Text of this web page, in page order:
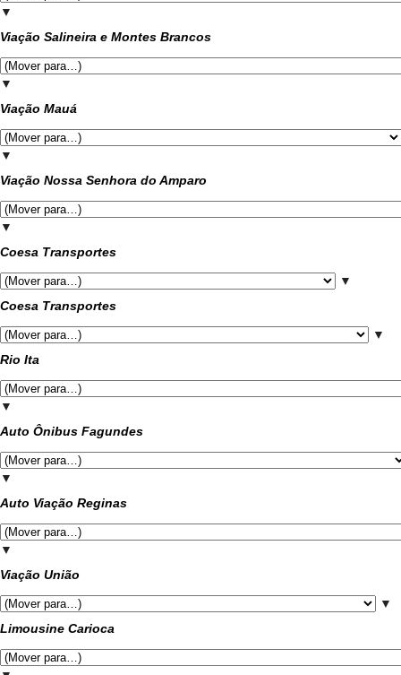
▼
Viação Salineira e Montes Brancos
▼
Viação Mauá
▼
Viação Nossa Senhora do Amparo
▼
Coesa Transportes
▼
Coesa Transportes
▼
Rio Ita
▼
Auto Ônibus Fagundes
▼
Auto Viação Reginas
▼
Viação União
▼
Limousine Carioca